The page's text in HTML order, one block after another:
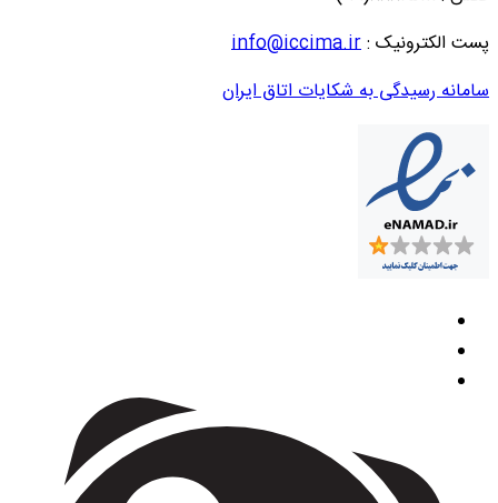
پست الکترونیک :info@iccima.ir
سامانه رسیدگی به شکایات اتاق ایران